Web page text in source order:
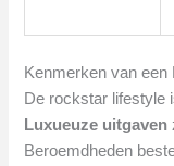
Kenmerken van
De rockstar lifestyle
Luxueuze uitgaven
Beroemdheden